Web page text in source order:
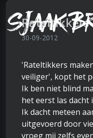
Rateltikkers
30-09-2012
'Rateltikkers
veiliger', kopt het
Ik ben niet blind
het eerst las
Ik dacht meteen
uitgevoerd door
vroeg mij zelfs